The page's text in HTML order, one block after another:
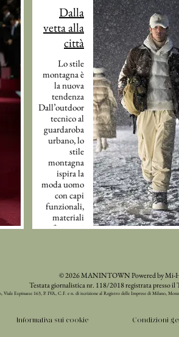
maglieria
essenziale e
lusso discreto
— diventa oggi
il riferimento
perfetto per
una nuova idea
di quiet luxury
maschile.
Dalla
vetta alla
città
Lo stile
montagna è
la nuova
tendenza
Dall’outdoor
tecnico al
guardaroba
urbano, lo
stile
montagna
ispira la
moda uomo
con capi
funzionali,
materiali
performanti
la città.
Informativa sui cookie Condizioni
© 2026 MANINTOWN Powered by Mi-
Testata giornalistica nr. 118/2018 registrata presso
Viale Espinasse 163, P. IVA, C.F. e n. di iscrizione al Registro delle Imprese di Milano,